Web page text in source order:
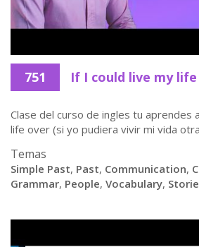
751 If I could live my
Clase del curso de ingles tu aprendes
life over (si yo pudiera vivir mi vida
Temas
Simple Past, Past, Communication,
Grammar, People, Vocabulary,